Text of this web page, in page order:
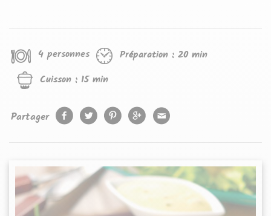
4 personnes Préparation : 20 min
Cuisson : 15 min
Partager